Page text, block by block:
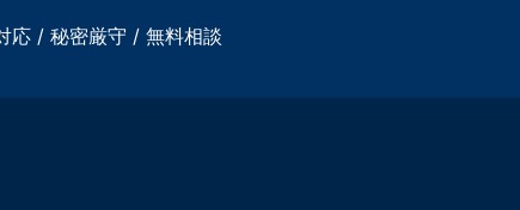
応 / 秘密厳守 / 無料相談